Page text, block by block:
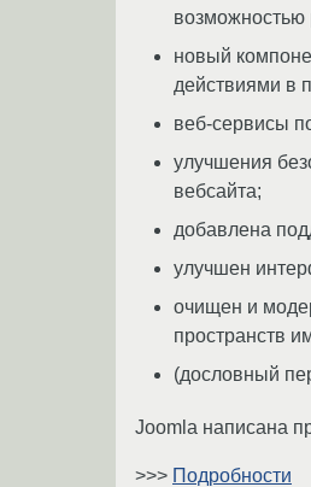
возможностью
новый
действиями в
веб-сервисы
улучшения
вебсайта;
добавлена
улучшен
очищен и
пространств
(дословный
Joomla написана
>>> Подробности